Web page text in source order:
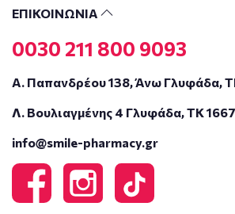
ΕΠΙΚΟΙΝΩΝΙΑ
0030 211 800 9093
Α. Παπανδρέου 138, Άνω Γλυφάδα,
Λ. Βουλιαγμένης 4 Γλυφάδα, ΤΚ
info@smile-pharmacy.gr